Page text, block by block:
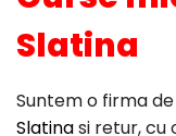
Slatina
Suntem o firma de
Slatinasi retur, cu